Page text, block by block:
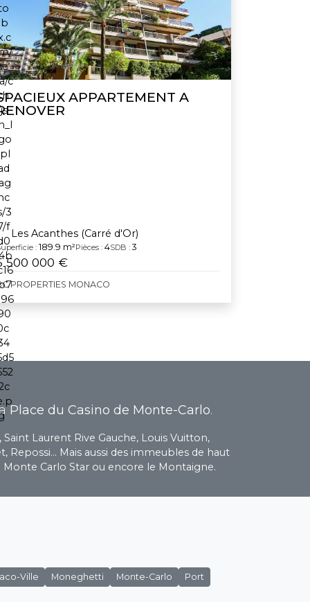
APPARTEMENT A
Les Acanthes (Carré d'Or)
: 189.9 m²Pièces : 4SDB : 3
500 000 €
PROPERTIES MONACO
Place du Casino de Monte-Carlo.
Laurent Rive Gauche, Louis Vuitton,
Repossi... Mais aussi des immeubles de haut
Carlo Star ou encore le Montaigne.
Ville Moneghetti Monte-Carlo Port